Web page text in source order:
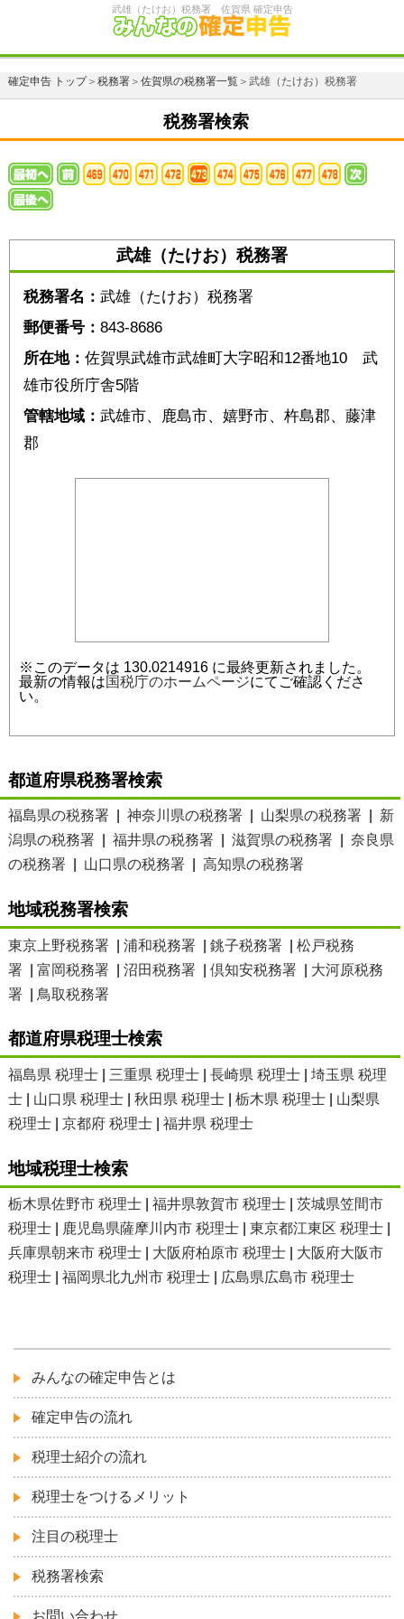
武雄（たけお）税務署 佐賀県 確定申告
確定申告 トップ＞ 税務署＞ 佐賀県の税務署一覧＞武雄（たけお）税務署
税務署検索
武雄（たけお）税務署
税務署名： 武雄（たけお）税務署
郵便番号： 843-8686
所在地： 佐賀県武雄市武雄町大字昭和12番地10 武
雄市役所庁舎5階
管轄地域： 武雄市、鹿島市、嬉野市、杵島郡、藤津
郡
※このデータは 130.0214916 に最終更新されました。
最新の情報は国税庁のホームページにてご確認くださ
い。
都道府県税務署検索
福島県の税務署| 神奈川県の税務署| 山梨県の税務署| 新
潟県の税務署| 福井県の税務署| 滋賀県の税務署| 奈良県
の税務署| 山口県の税務署| 高知県の税務署
地域税務署検索
東京上野税務署| 浦和税務署| 銚子税務署| 松戸税務
署| 富岡税務署| 沼田税務署| 倶知安税務署| 大河原税務
署| 鳥取税務署
都道府県税理士検索
福島県 税理士| 三重県 税理士| 長崎県 税理士| 埼玉県 税理
士| 山口県 税理士| 秋田県 税理士| 栃木県 税理士| 山梨県
税理士| 京都府 税理士| 福井県 税理士
地域税理士検索
栃木県佐野市 税理士| 福井県敦賀市 税理士| 茨城県笠間市
税理士| 鹿児島県薩摩川内市 税理士| 東京都江東区 税理士|
兵庫県朝来市 税理士| 大阪府柏原市 税理士| 大阪府大阪市
税理士| 福岡県北九州市 税理士| 広島県広島市 税理士
みんなの確定申告とは
確定申告の流れ
税理士紹介の流れ
税理士をつけるメリット
注目の税理士
税務署検索
お問い合わせ